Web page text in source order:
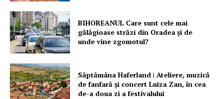
BIHOREANUL Care sunt cele mai
gălăgioase străzi din Oradea și de
unde vine zgomotul?
Săptămâna Haferland | Ateliere, muzică
de fanfară şi concert Luiza Zan, în cea
de-a doua zi a festivalului